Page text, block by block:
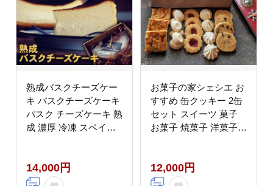
熟成バスクチーズケー
キ バスクチーズケーキ
バスク チーズケーキ 熟
成 濃厚 冷凍 スペイン
14,000円
お菓子の家シェシエ お
すすめ 缶クッキー 2缶
セット スイーツ 菓子
お菓子 焼菓子 洋菓子
12,000円